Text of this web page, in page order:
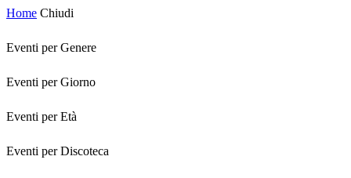
Home Chiudi
Eventi per Genere
Eventi per Giorno
Eventi per Età
Eventi per Discoteca